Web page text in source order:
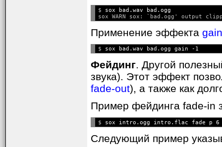
$ sox bad.wav bad.ogg
Применение эффекта gain
$
Фейдинг. Другой
звука). Этот эффект
fade-out), а также как
Пример фейдинга fade-in
$
Следующий пример